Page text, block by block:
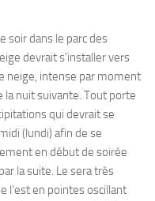
soir dans le parc des
devrait s’installer vers
neige, intense par moment
la nuit suivante. Tout porte
qui devrait se
(lundi) afin de se
en début de soirée
la suite. Le sera très
l’est en pointes oscillant